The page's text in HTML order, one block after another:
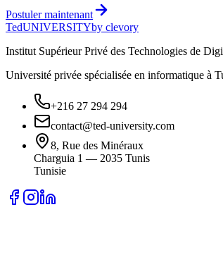
Postuler maintenant
TedUNIVERSITYby clevory
Institut Supérieur Privé des Technologies de
Université privée spécialisée en informatique à
+216 27 294 294
contact@ted-university.com
8, Rue des Minéraux
Charguia 1 — 2035 Tunis
Tunisie